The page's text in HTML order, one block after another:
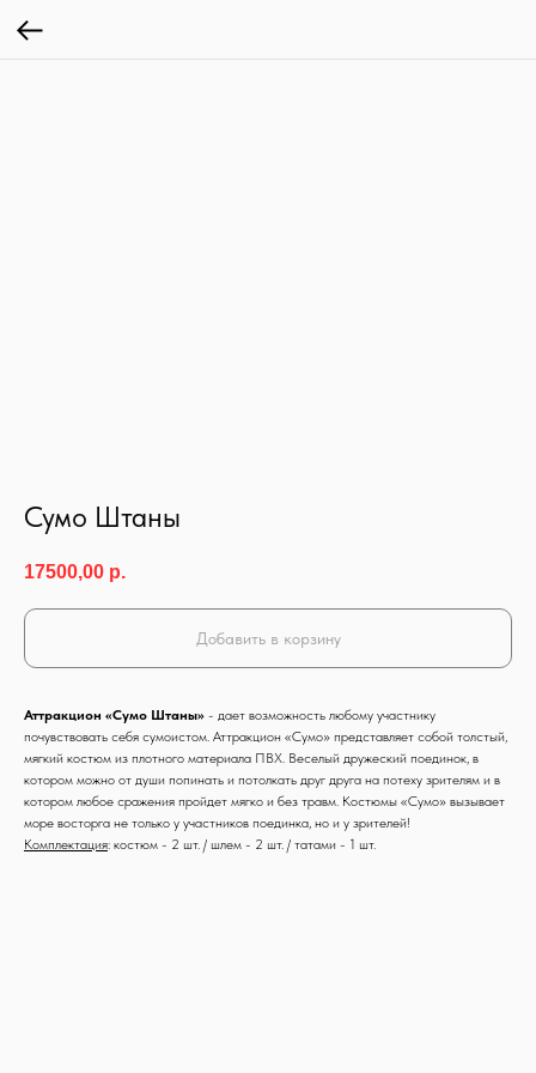
Сумо Штаны
17500,00 р.
Добавить в корзину
Аттракцион «Сумо Штаны» - дает возможность любому участнику
почувствовать себя сумоистом. Аттракцион «Сумо» представляет собой толстый,
мягкий костюм из плотного материала ПВХ. Веселый дружеский поединок, в
котором можно от души попинать и потолкать друг друга на потеху зрителям и в
котором любое сражения пройдет мягко и без травм. Костюмы «Сумо» вызывает
море восторга не только у участников поединка, но и у зрителей!
Комплектация: костюм - 2 шт. / шлем - 2 шт. / татами - 1 шт.